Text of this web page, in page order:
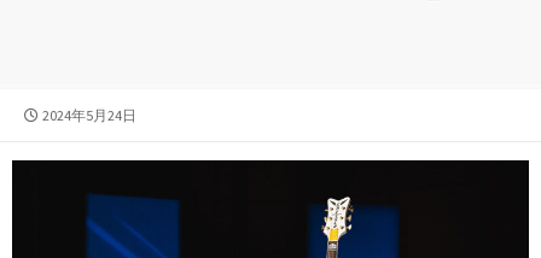
公
日
2024年5月24日